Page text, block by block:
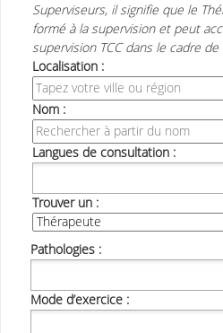
Superviseurs, il signifie que le
formé à la supervision et peut
supervision TCC dans le cadre de
Localisation :
Nom :
Langues de consultation :
Trouver un :
Pathologies :
Mode d’exercice :